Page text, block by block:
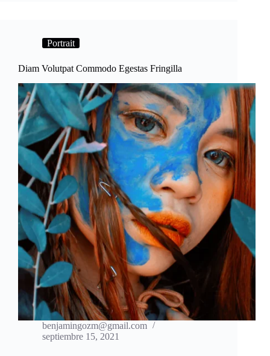
Portrait
Diam Volutpat Commodo Egestas Fringilla
benjamingozm@gmail.com
septiembre 15, 2021